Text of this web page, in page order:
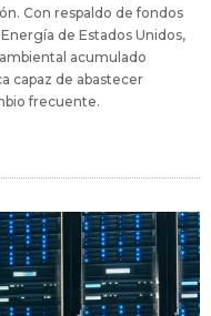
Con respaldo de fondos
de Estados Unidos,
acumulado
capaz de abastecer
frecuente.